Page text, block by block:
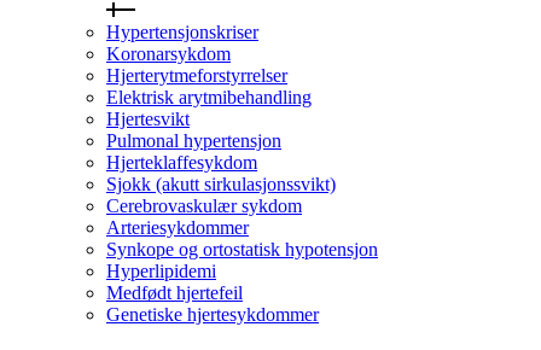
Hypertensjonskriser
Koronarsykdom
Hjerterytmeforstyrrelser
Elektrisk arytmibehandling
Hjertesvikt
Pulmonal hypertensjon
Hjerteklaffesykdom
Sjokk (akutt sirkulasjonssvikt)
Cerebrovaskulær sykdom
Arteriesykdommer
Synkope og ortostatisk hypotensjon
Hyperlipidemi
Medfødt hjertefeil
Genetiske hjertesykdommer